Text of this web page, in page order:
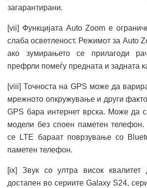
загарантирани.
[vii] Функцијата Auto Zoom е
слаба осветленост. Режимот за Auto
ако зумирањето се прилагоди
префрли помеѓу предната и задната
[viii] Точноста на GPS може да
мрежното опкружување и други
GPS бара интернет врска. Може да
модели без споен паметен
се LTE бараат поврзување со
паметен телефон.
[ix] Звук со ултра висок
достапен во сериите Galaxy S24,